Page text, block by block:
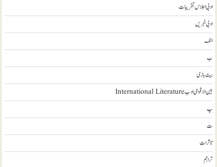
ادبی اجلاس تقریبات
ادبی خبریں
الف
ب
بیت بازی
بین الاقوامی ادب International Literature
پ
ت
تاثرات
تراجم